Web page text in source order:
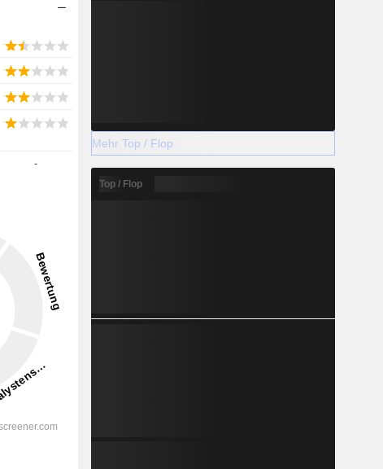
-
Mehr Top / Flop
Top / Flop